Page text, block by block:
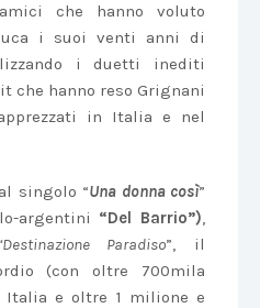
che hanno voluto
i suoi venti anni di
i duetti inediti
che hanno reso Grignani
in Italia e nel
singolo “Una donna così”
argentini “Del Barrio”),
Paradiso”, il
(con oltre 700mila
Italia e oltre 1 milione e